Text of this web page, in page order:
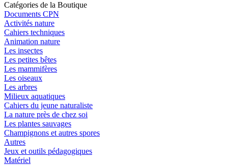
Catégories de la Boutique
Documents CPN
Activités nature
Cahiers techniques
Animation nature
Les insectes
Les petites bêtes
Les mammifères
Les oiseaux
Les arbres
Milieux aquatiques
Cahiers du jeune naturaliste
La nature près de chez soi
Les plantes sauvages
Champignons et autres spores
Autres
Jeux et outils pédagogiques
Matériel